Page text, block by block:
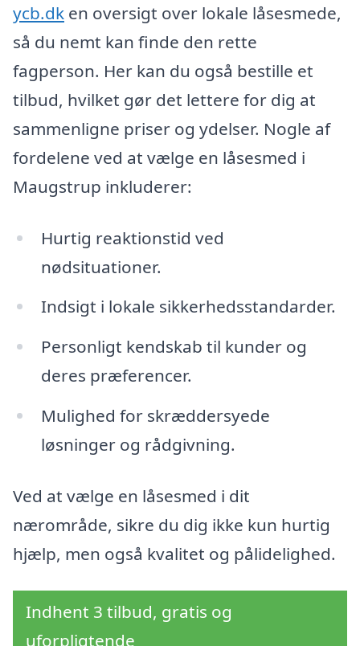
ycb.dk en oversigt over lokale låsesmede,
så du nemt kan finde den rette
fagperson. Her kan du også bestille et
tilbud, hvilket gør det lettere for dig at
sammenligne priser og ydelser. Nogle af
fordelene ved at vælge en låsesmed i
Maugstrup inkluderer:
Hurtig reaktionstid ved
nødsituationer.
Indsigt i lokale sikkerhedsstandarder.
Personligt kendskab til kunder og
deres præferencer.
Mulighed for skræddersyede
løsninger og rådgivning.
Ved at vælge en låsesmed i dit
nærområde, sikre du dig ikke kun hurtig
hjælp, men også kvalitet og pålidelighed.
Indhent 3 tilbud, gratis og
uforpligtende